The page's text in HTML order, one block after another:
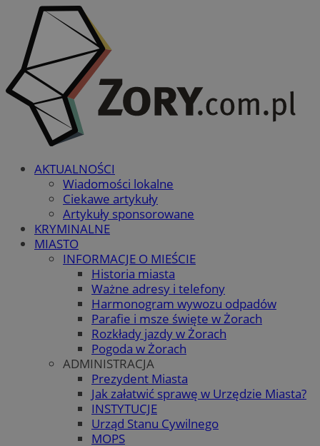
AKTUALNOŚCI
Wiadomości lokalne
Ciekawe artykuły
Artykuły sponsorowane
KRYMINALNE
MIASTO
INFORMACJE O MIEŚCIE
Historia miasta
Ważne adresy i telefony
Harmonogram wywozu odpadów
Parafie i msze święte w Żorach
Rozkłady jazdy w Żorach
Pogoda w Żorach
ADMINISTRACJA
Prezydent Miasta
Jak załatwić sprawę w Urzędzie Miasta?
INSTYTUCJE
Urząd Stanu Cywilnego
MOPS